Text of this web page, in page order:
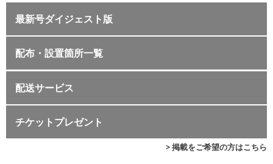
最新号ダイジェスト版
配布・設置箇所一覧
配送サービス
チケットプレゼント
> 掲載をご希望の方はこちら